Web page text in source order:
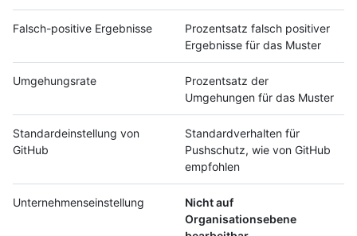
Falsch-positive Ergebnisse
Prozentsatz falsch positiver
Ergebnisse für das Muster
Umgehungsrate
Prozentsatz der
Umgehungen für das Muster
Standardeinstellung von
GitHub
Standardverhalten für
Pushschutz, wie von GitHub
empfohlen
Unternehmenseinstellung
Nicht auf
Organisationsebene